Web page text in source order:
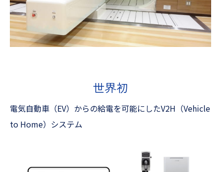
世界初
電気自動車（EV）からの給電を可能にしたV2H（Vehicle
to Home）システム